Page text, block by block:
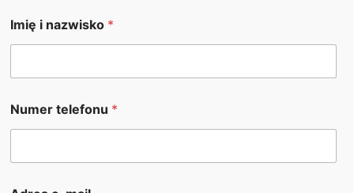
Formy i rodzaje korespondencji
dane osobowe
Instrukcja kancelaryjna
Imię i nazwisko *
Numer telefonu *